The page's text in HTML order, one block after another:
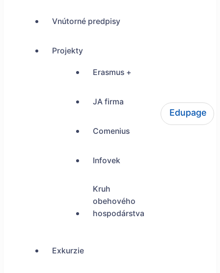
ŠUP Tokajícka 24, Bratislava
Vnútorné predpisy
Projekty
Erasmus +
JA firma
Comenius
Infovek
Kruh
obehového
hospodárstva
Exkurzie
Edupage